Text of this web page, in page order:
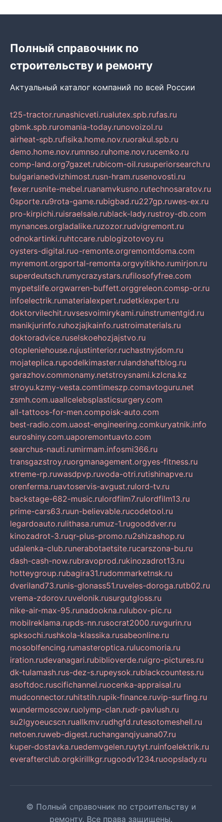
Полный справочник по
строительству и ремонту
Актуальный каталог компаний по всей России
t25-tractor.runashicveti.rualutex.spb.rufas.ru
gbmk.spb.ruromania-today.runovoizol.ru
airheat-spb.rufisika.home.nov.ruorakul.spb.ru
demo.home.nov.rumnso.ruhome.nov.rucemko.ru
comp-land.org7gazet.rubicom-oil.rusuperiorsearch.ru
bulgarianedvizhimost.rusn-hram.rusenovosti.ru
fexer.rusnite-mebel.ruanamvkusno.rutechnosaratov.ru
0sporte.ru9rota-game.rubigbad.ru227gp.ruwes-ex.ru
pro-kirpichi.ruisraelsale.rublack-lady.rustroy-db.com
mynances.orgladalike.ruzozor.rudvigremont.ru
odnokartinki.ruhtccare.rublogizotovoy.ru
oysters-digital.ruo-remonte.orgremontdoma.com
myremont.orgportal-remonta.orgvyitikho.rumirjon.ru
superdeutsch.rumycrazystars.rufilosofyfree.com
mypetslife.orgwarren-buffett.orggreleon.comsp-or.ru
infoelectrik.rumaterialexpert.rudetkiexpert.ru
doktorvilechit.ruvsesvoimirykami.ruinstrumentgid.ru
manikjurinfo.ruhozjajkainfo.rustroimaterials.ru
doktoradvice.ruselskoehozjajstvo.ru
otopleniehouse.rujustinterior.ruchastnyjdom.ru
mojateplica.rupodelkimaster.rulandshaftblog.ru
garazhov.commonamy.netstroysnami.kzlcna.kz
stroyu.kzmy-vesta.comtimeszp.comavtoguru.net
zsmh.com.uaallcelebsplasticsurgery.com
all-tattoos-for-men.compoisk-auto.com
best-radio.com.uaost-engineering.comkuryatnik.info
euroshiny.com.uaporemontuavto.com
searchus-nauti.rumirmam.infosmi366.ru
transgazstroy.ruorgmanagement.orgyes-fitness.ru
xtreme-rp.ruwasdpvp.ruvoda-otri.rutishinapve.ru
orenferma.ruavtoservis-avgust.rulord-tv.ru
backstage-682-music.rulordfilm7.rulordfilm13.ru
prime-cars63.ruun-believable.rucodetool.ru
legardoauto.rulithasa.rumuz-1.rugooddver.ru
kinozadrot-3.ruqr-plus-promo.ru2shizashop.ru
udalenka-club.runerabotaetsite.rucarszona-bu.ru
dash-cash-now.rubravoprod.rukinozadrot13.ru
hotteygroup.rubagira31.rudommarketnsk.ru
dveriland73.runis-glonass51.ruveles-doroga.rutb02.ru
vrema-zdorov.ruvelonik.rusurgutgloss.ru
nike-air-max-95.runadookna.rulubov-pic.ru
mobilreklama.rupds-nn.rusocrat2000.ruvgurin.ru
spksochi.rushkola-klassika.rusabeonline.ru
mosoblfencing.rumasteroptica.rulucomoria.ru
iration.rudevanagari.rubiblioverde.ruigro-pictures.ru
dk-tulamash.rus-dez-s.rupeysok.rublackcountess.ru
asoftdoc.ruscifichannel.ruocenka-appraisal.ru
mudconnector.ruhitstih.rupik-finance.ruvip-surfing.ru
wundermoscow.ruolymp-clan.rudr-pavlush.ru
su2lgyoeucscn.ruallkmv.rudhgfd.rutesotomeshell.ru
netoen.ruweb-digest.ruchanganqiyuana07.ru
kuper-dostavka.ruedemvgelen.ruytyt.ruinfoelektrik.ru
everafterclub.orgkirillkgr.rugoodv1234.ruoopslady.ru
© Полный справочник по строительству и
ремонту. Все права защищены.